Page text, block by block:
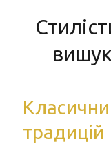
традицій